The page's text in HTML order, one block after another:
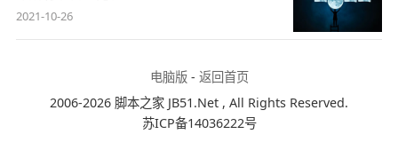
2021-10-26
电脑版- 返回首页
2006-2026 脚本之家 JB51.Net , All Rights Reserved.
苏ICP备14036222号